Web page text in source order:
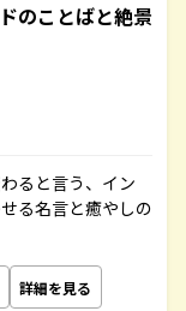
のことばと絶景
ると言う、イン
る名言と癒やしの
詳細を見る